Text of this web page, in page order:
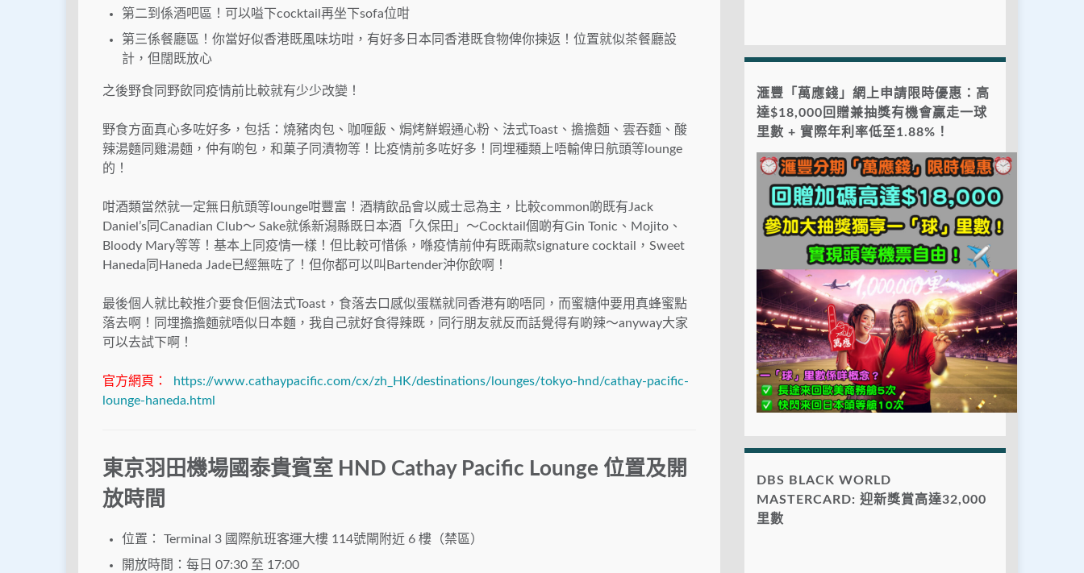
第二到係酒吧區！可以嗌下cocktail再坐下sofa位咁
第三係餐廳區！你當好似香港既風味坊咁，有好多日本同香港既食物俾你揀返！位置就似茶餐廳設
計，但闊既放心
之後野食同野飲同疫情前比較就有少少改變！
野食方面真心多咗好多，包括：燒豬肉包、咖喱飯、焗烤鮮蝦通心粉、法式Toast、擔擔麵、雲吞麵、酸
辣湯麵同雞湯麵，仲有啲包，和菓子同漬物等！比疫情前多咗好多！同埋種類上唔輸俾日航頭等lounge
的！
咁酒類當然就一定無日航頭等lounge咁豐富！酒精飲品會以威士忌為主，比較common啲既有Jack
Daniel’s同Canadian Club～ Sake就係新潟縣既日本酒「久保田」～Cocktail個啲有Gin Tonic、Mojito、
Bloody Mary等等！基本上同疫情一樣！但比較可惜係，喺疫情前仲有既兩款signature cocktail，Sweet
Haneda同Haneda Jade已經無咗了！但你都可以叫Bartender沖你飲啊！
最後個人就比較推介要食佢個法式Toast，食落去口感似蛋糕就同香港有啲唔同，而蜜糖仲要用真蜂蜜點
落去啊！同埋擔擔麵就唔似日本麵，我自己就好食得辣既，同行朋友就反而話覺得有啲辣～anyway大家
可以去試下啊！
官方網頁：
https://www.cathaypacific.com/cx/zh_HK/destinations/lounges/tokyo-hnd/cathay-pacific-
lounge-haneda.html
東京羽田機場國泰貴賓室 HND Cathay Pacific Lounge 位置及開
放時間
位置： Terminal 3 國際航班客運大樓 114號閘附近 6 樓（禁區）
開放時間：每日 07:30 至 17:00
滙豐「萬應錢」網上申請限時優惠：高
達$18,000回贈兼抽獎有機會贏走一球
里數 + 實際年利率低至1.88%！
DBS BLACK WORLD
MASTERCARD: 迎新獎賞高達32,000
里數